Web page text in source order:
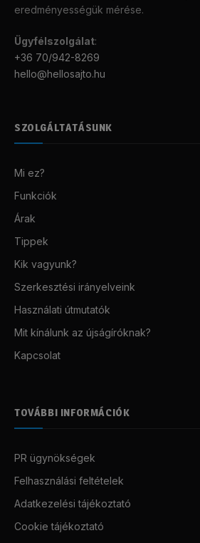
eredményességük mérése.
Ügyfélszolgálat:
+36 70/942-8269
hello@hellosajto.hu
SZOLGÁLTATÁSUNK
Mi ez?
Funkciók
Árak
Tippek
Kik vagyunk?
Szerkesztési irányelveink
Használati útmutatók
Mit kínálunk az újságíróknak?
Kapcsolat
TOVÁBBI INFORMÁCIÓK
PR ügynökségek
Felhasználási feltételek
Adatkezelési tájékoztató
Cookie tájékoztató